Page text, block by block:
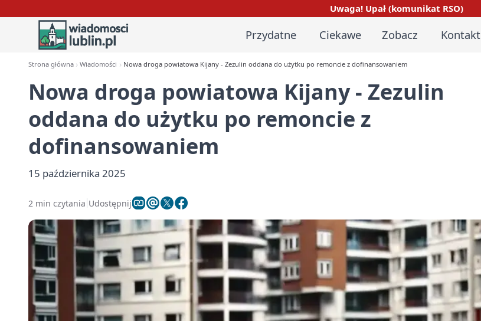
Uwaga! Upał (komunikat RSO)
Przydatne Ciekawe Zobacz Kontakt
Strona główna Wiadomości Nowa droga powiatowa Kijany - Zezulin oddana do użytku po remoncie z dofinansowaniem
Nowa droga powiatowa Kijany - Zezulin
oddana do użytku po remoncie z
dofinansowaniem
15 października 2025
2 min czytania Udostępnij